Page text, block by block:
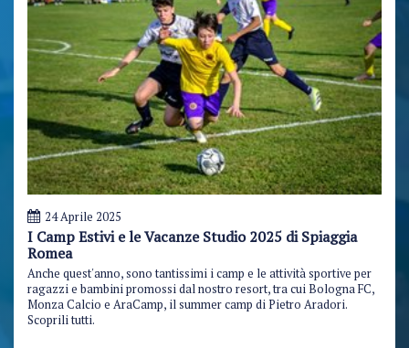
24 Aprile 2025
I Camp Estivi e le Vacanze Studio 2025 di Spiaggia
Romea
Anche quest'anno, sono tantissimi i camp e le attività sportive per
ragazzi e bambini promossi dal nostro resort, tra cui Bologna FC,
Monza Calcio e AraCamp, il summer camp di Pietro Aradori.
Scoprili tutti.